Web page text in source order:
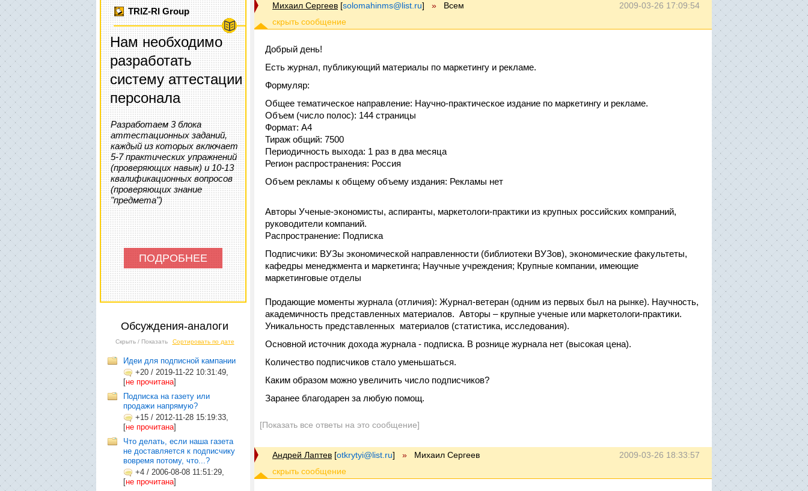
TRIZ-RI Group
Нам необходимо
разработать
систему аттестации
персонала
Разработаем 3 блока
аттестационных заданий,
каждый из которых включает
5-7 практических упражнений
(проверяющих навык) и 10-13
квалификационных вопросов
(проверяющих знание
"предмета")
ПОДРОБНЕЕ
Обсуждения-аналоги
Скрыть / Показать Сортировать по дате
Идеи для подписной кампании
+20 / 2019-11-22 10:31:49,
[не прочитана]
Подписка на газету или
продажи напрямую?
+15 / 2012-11-28 15:19:33,
[не прочитана]
Что делать, если наша газета
не доставляется к подписчику
вовремя потому, что...?
+4 / 2006-08-08 11:51:29,
[не прочитана]
2009-03-26 17:09:54
Михаил Сергеев [solomahinms@list.ru] » Всем
Добрый день!
Есть журнал, публикующий материалы по маркетингу и рекламе.
Формуляр:
Общее тематическое направление: Научно-практическое издание по маркетингу и рекламе.
Объем (число полос): 144 страницы
Формат: А4
Тираж общий: 7500
Периодичность выхода: 1 раз в два месяца
Регион распространения: Россия
Объем рекламы к общему объему издания: Рекламы нет
Авторы Ученые-экономисты, аспиранты, маркетологи-практики из крупных российских компраний,
руководители компаний.
Распространение: Подписка
Подписчики: ВУЗы экономической направленности (библиотеки ВУЗов), экономические факультеты,
кафедры менеджмента и маркетинга; Научные учреждения; Крупные компании, имеющие
маркетинговые отделы
Продающие моменты журнала (отличия): Журнал-ветеран (одним из первых был на рынке). Научность,
академичность представленных материалов. Авторы – крупные ученые или маркетологи-практики.
Уникальность представленных материалов (статистика, исследования).
Основной источник дохода журнала - подписка. В рознице журнала нет (высокая цена).
Количество подписчиков стало уменьшаться.
Каким образом можно увеличить число подписчиков?
Заранее благодарен за любую помощ.
[Показать все ответы на это сообщение]
2009-03-26 18:33:57
Андрей Лаптев [otkrytyi@list.ru] » Михаил Сергеев